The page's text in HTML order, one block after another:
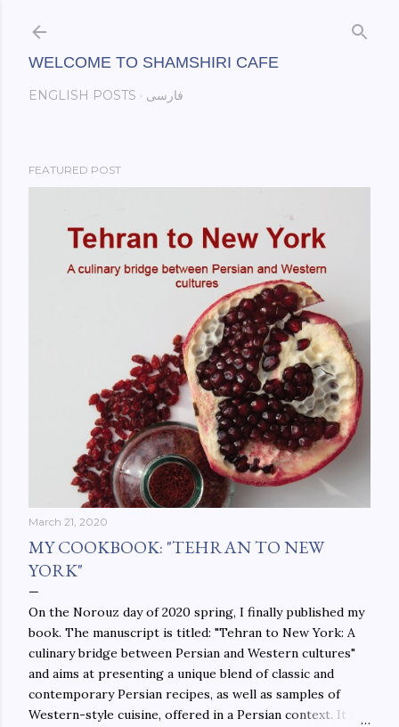
WELCOME TO SHAMSHIRI CAFE
ENGLISH POSTS فارسی
FEATURED POST
March 21, 2020
MY COOKBOOK: "TEHRAN TO NEW
YORK"
On the Norouz day of 2020 spring, I finally published my
book. The manuscript is titled: "Tehran to New York: A
culinary bridge between Persian and Western cultures"
and aims at presenting a unique blend of classic and
contemporary Persian recipes, as well as samples of
Western-style cuisine, offered in a Persian context. It is